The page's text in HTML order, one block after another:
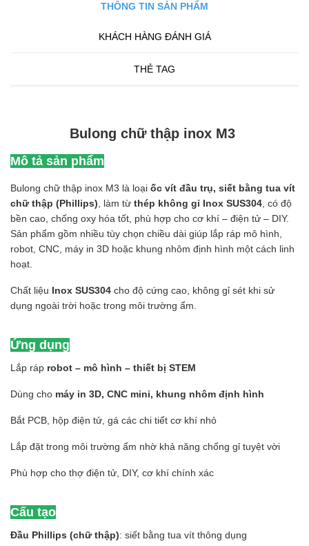
THÔNG TIN SẢN PHẨM
KHÁCH HÀNG ĐÁNH GIÁ
THẺ TAG
Bulong chữ thập inox M3
Mô tả sản phẩm
Bulong chữ thập inox M3 là loại ốc vít đầu trụ, siết bằng tua vít
chữ thập (Phillips) , làm từ thép không gỉ Inox SUS304 , có độ
bền cao, chống oxy hóa tốt, phù hợp cho cơ khí – điện tử – DIY.
Sản phẩm gồm nhiều tùy chọn chiều dài giúp lắp ráp mô hình,
robot, CNC, máy in 3D hoặc khung nhôm định hình một cách linh
hoạt.
Chất liệu Inox SUS304 cho độ cứng cao, không gỉ sét khi sử
dụng ngoài trời hoặc trong môi trường ẩm.
Ứng dụng
Lắp ráp robot – mô hình – thiết bị STEM
Dùng cho máy in 3D, CNC mini, khung nhôm định hình
Bắt PCB, hộp điện tử, gá các chi tiết cơ khí nhỏ
Lắp đặt trong môi trường ẩm nhờ khả năng chống gỉ tuyệt vời
Phù hợp cho thợ điện tử, DIY, cơ khí chính xác
Cấu tạo
Đầu Phillips (chữ thập): siết bằng tua vít thông dụng